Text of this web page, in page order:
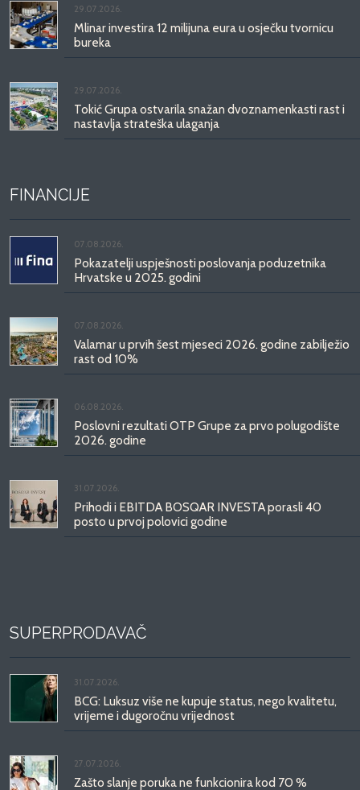
29.07.2026.
Mlinar investira 12 milijuna eura u osječku tvornicu
bureka
29.07.2026.
Tokić Grupa ostvarila snažan dvoznamenkasti rast i
nastavlja strateška ulaganja
FINANCIJE
07.08.2026.
Pokazatelji uspješnosti poslovanja poduzetnika
Hrvatske u 2025. godini
07.08.2026.
Valamar u prvih šest mjeseci 2026. godine zabilježio
rast od 10%
06.08.2026.
Poslovni rezultati OTP Grupe za prvo polugodište
2026. godine
31.07.2026.
Prihodi i EBITDA BOSQAR INVESTA porasli 40
posto u prvoj polovici godine
SUPERPRODAVAČ
31.07.2026.
BCG: Luksuz više ne kupuje status, nego kvalitetu,
vrijeme i dugoročnu vrijednost
27.07.2026.
Zašto slanje poruka ne funkcionira kod 70 %